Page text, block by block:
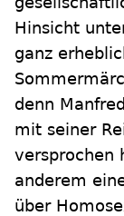
Hinsicht
ganz
denn
mit seiner
versprochen
anderem
über